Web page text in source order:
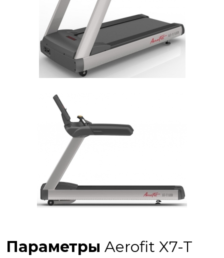
Параметры Aerofit X7-T